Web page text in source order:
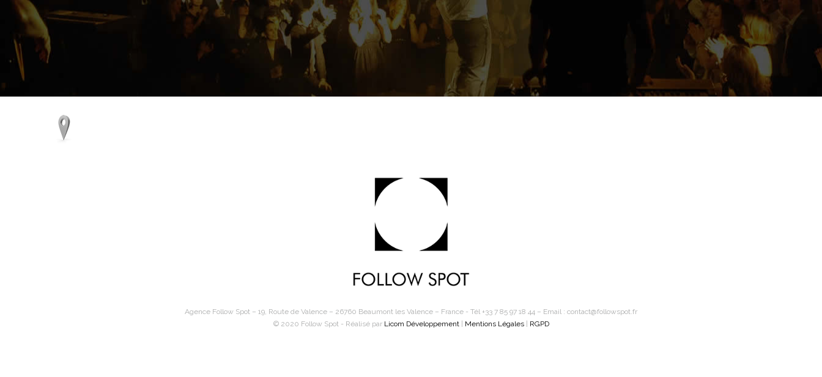
Agence Follow Spot – 19, Route de Valence – 26760 Beaumont les Valence – France - Tél +33 7 85 97 18 44 – Email : contact@followspot.fr
© 2020 Follow Spot - Réalisé par Licom Développement| Mentions Légales| RGPD